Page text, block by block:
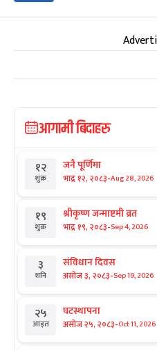
आगामी बिदाहरु
१२
शुक्र
जनै पूर्णिमा
भाद्र १२, २०८३-Aug 28, 2026
१९
शुक्र
श्रीकृष्ण जन्माष्टमी व्रत
भाद्र १९, २०८३-Sep 4, 2026
३
शनि
संविधान दिवस
असोज ३, २०८३-Sep 19, 2026
२५
आइत
घटस्थापना
असोज २५, २०८३-Oct 11, 2026